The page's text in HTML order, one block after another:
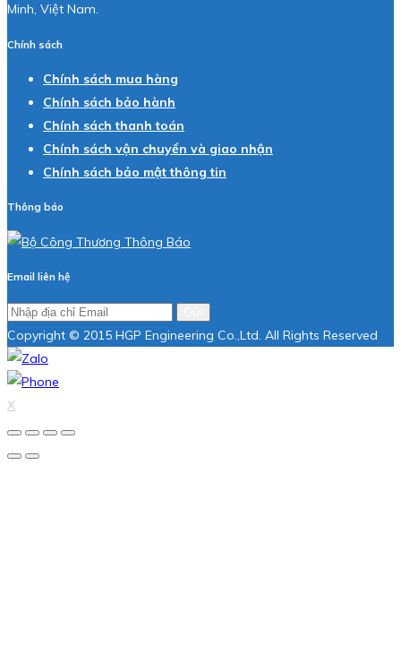
Minh, Việt Nam.
Chính sách
Chính sách mua hàng
Chính sách bảo hành
Chính sách thanh toán
Chính sách vận chuyển và giao nhận
Chính sách bảo mật thông tin
Thông báo
Email liên hệ
Copyright © 2015 HGP Engineering Co.,Ltd. All Rights Reserved
X